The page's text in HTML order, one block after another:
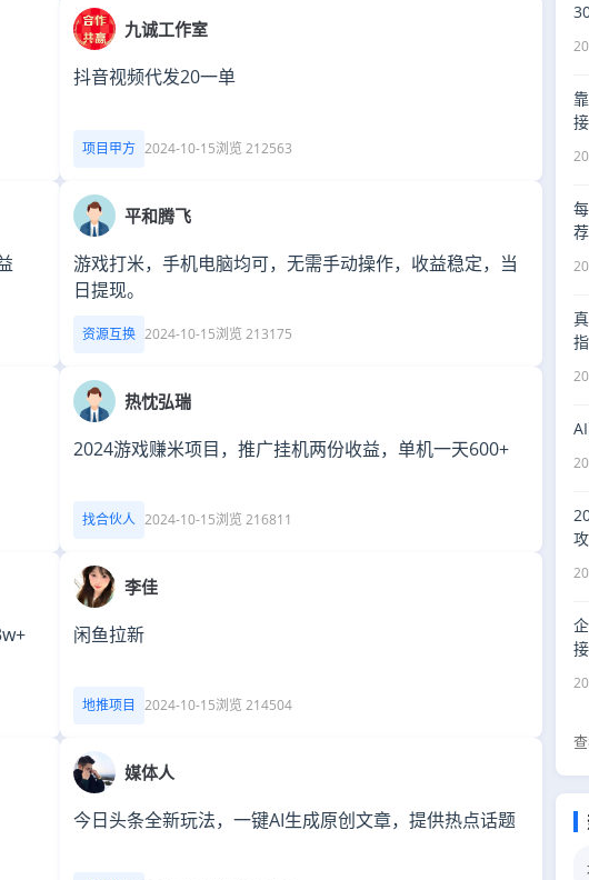
九诚工作室
抖音视频代发20一单
项目甲方 2024-10-15浏览 212563
平和腾飞
游戏打米，手机电脑均可，无需手动操作，收益稳定，当
日提现。
资源互换 2024-10-15浏览 213175
热忱弘瑞
2024游戏赚米项目，推广挂机两份收益，单机一天600+
找合伙人 2024-10-15浏览 216811
李佳
闲鱼拉新
地推项目 2024-10-15浏览 214504
媒体人
今日头条全新玩法，一键AI生成原创文章，提供热点话题
荐